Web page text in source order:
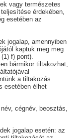
vagy természetes
érdekében,
esetében az
jogalap, amennyiben
kaptuk meg meg
f) pont).
bármikor tiltakozhat,
a tiltakozás
esetében élhet
név, cégnév, beosztás,
jogalap esetén: az